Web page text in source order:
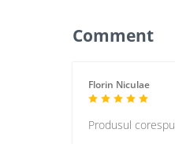
Comment
Florin Niculae
Produsul